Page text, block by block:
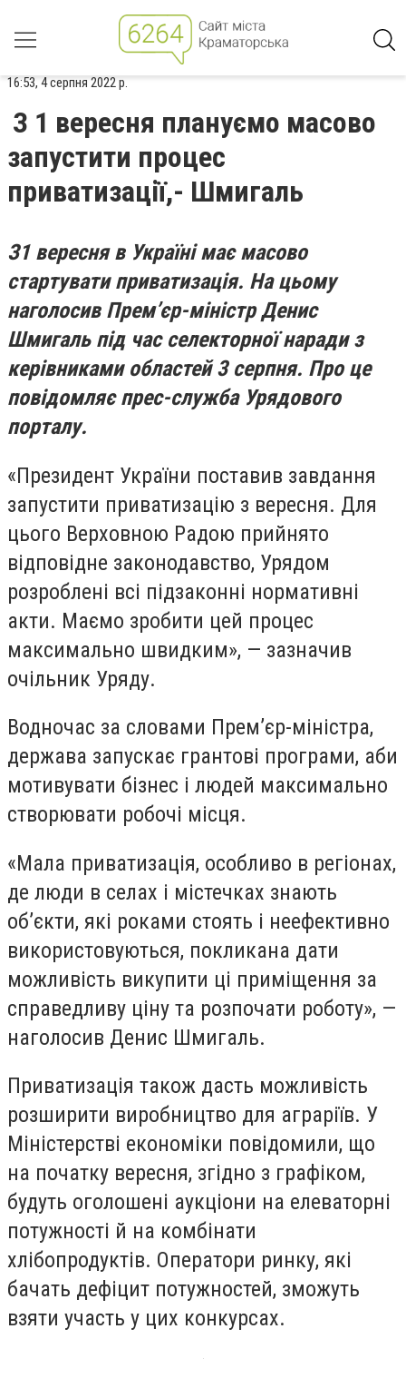
16:53, 4 серпня 2022 р.
З 1 вересня плануємо масово
запустити процес
приватизації,- Шмигаль
З1 вересня в Україні має масово
стартувати приватизація. На цьому
наголосив Прем’єр-міністр Денис
Шмигаль під час селекторної наради з
керівниками областей 3 серпня. Про це
повідомляє прес-служба Урядового
порталу.
«Президент України поставив завдання
запустити приватизацію з вересня. Для
цього Верховною Радою прийнято
відповідне законодавство, Урядом
розроблені всі підзаконні нормативні
акти. Маємо зробити цей процес
максимально швидким», — зазначив
очільник Уряду.
Водночас за словами Прем’єр-міністра,
держава запускає грантові програми, аби
мотивувати бізнес і людей максимально
створювати робочі місця.
«Мала приватизація, особливо в регіонах,
де люди в селах і містечках знають
об’єкти, які роками стоять і неефективно
використовуються, покликана дати
можливість викупити ці приміщення за
справедливу ціну та розпочати роботу», —
наголосив Денис Шмигаль.
Приватизація також дасть можливість
розширити виробництво для аграріїв. У
Міністерстві економіки повідомили, що
на початку вересня, згідно з графіком,
будуть оголошені аукціони на елеваторні
потужності й на комбінати
хлібопродуктів. Оператори ринку, які
бачать дефіцит потужностей, зможуть
взяти участь у цих конкурсах.